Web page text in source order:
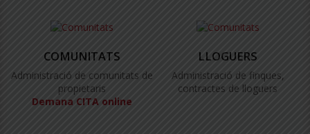
COMUNITATS
Administració de comunitats de
propietaris
Demana CITA online
LLOGUERS
Administració de finques,
contractes de lloguers